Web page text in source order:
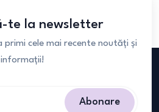
te la newsletter
cele mai recente noutăți și
informații!
Abonare